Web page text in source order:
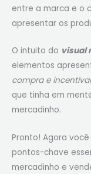
entre a marca e o
apresentar os
O intuito do visual
elementos
compra e
que tinha em
mercadinho.
Pronto! Agora
pontos-chave
mercadinho e